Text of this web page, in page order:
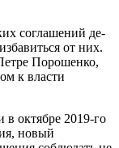
соглашений де-
от них.
Порошенко,
к власти
октябре 2019-го
новый